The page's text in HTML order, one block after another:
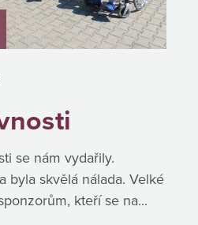
se nám vydařily.
byla skvělá nálada. Velké
kteří se na...